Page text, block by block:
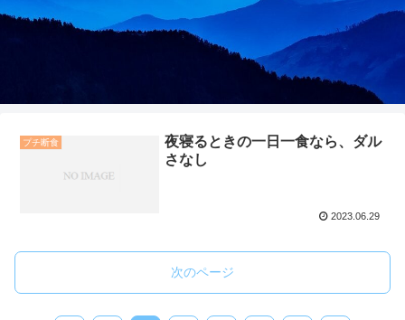
プチ断食
夜寝るときの一日一食なら、ダル
さなし
2023.06.29
次のページ